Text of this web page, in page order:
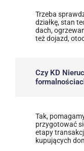
Trzeba
działkę, stan
dach,
też dojazd,
Czy KD
Tak,
przygotować
etapy
kupujących